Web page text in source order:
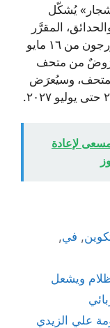
يُشكّل
المقرَّر
إنجازها في ٢٠٢٧. سيُعرض تركيب ستورجون من ١٦ مايو
فمَعارُوضٌ من متحف
وسيُعرَض
لإعادة
, في,
ويشعل
علي الزيدي